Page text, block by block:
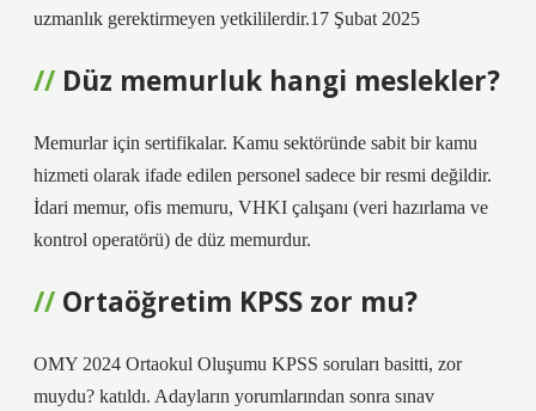
uzmanlık gerektirmeyen yetkililerdir.17 Şubat 2025
Düz memurluk hangi meslekler?
Memurlar için sertifikalar. Kamu sektöründe sabit bir kamu
hizmeti olarak ifade edilen personel sadece bir resmi değildir.
İdari memur, ofis memuru, VHKI çalışanı (veri hazırlama ve
kontrol operatörü) de düz memurdur.
Ortaöğretim KPSS zor mu?
OMY 2024 Ortaokul Oluşumu KPSS soruları basitti, zor
muydu? katıldı. Adayların yorumlarından sonra sınav